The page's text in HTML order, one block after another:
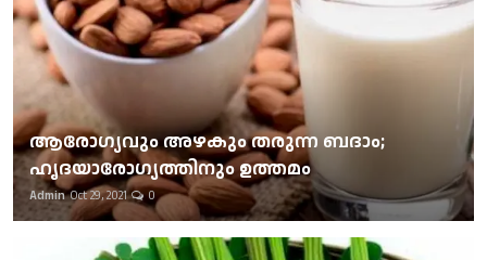
ആരോഗ്യവും അഴകും തരുന്ന ബദാം;
ഹൃദയാരോഗ്യത്തിനും ഉത്തമം
Admin Oct 29, 2021 0